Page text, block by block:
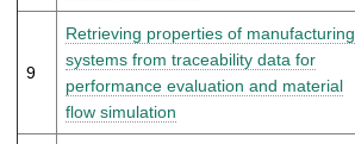
9
Retrieving properties of manufacturing
systems from traceability data for
performance evaluation and material
flow simulation